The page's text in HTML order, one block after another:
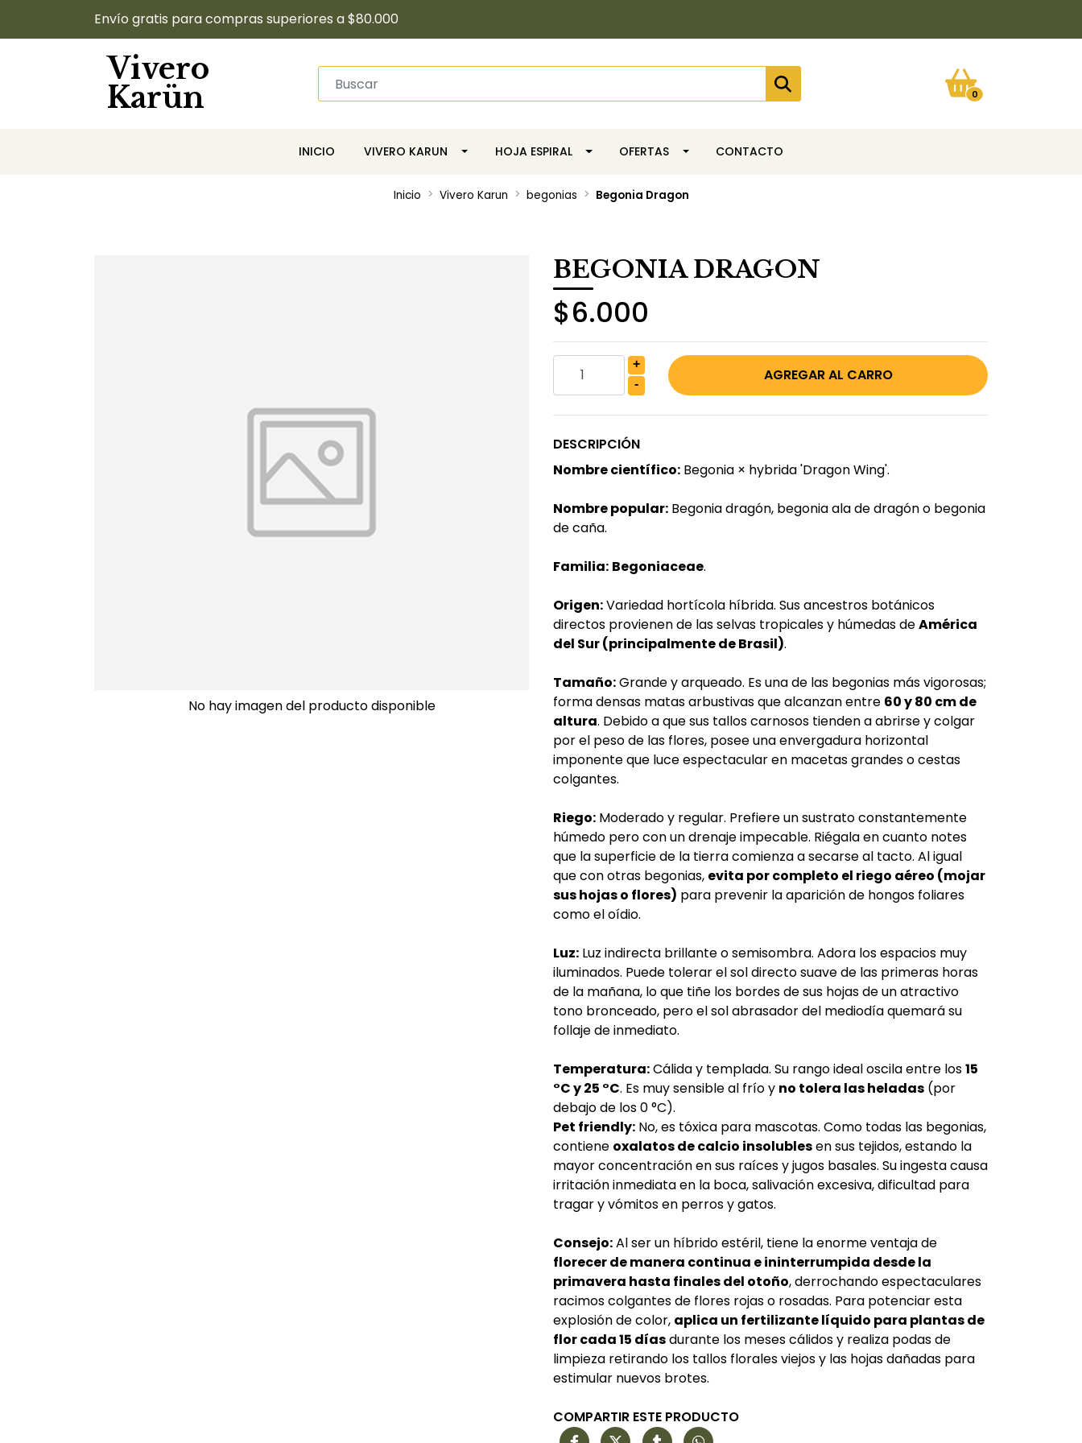
Envío gratis para compras superiores a $80.000
Vivero
Karün
0
INICIO VIVERO KARUN HOJA ESPIRAL OFERTAS CONTACTO
Inicio Vivero Karun begonias Begonia Dragon
No hay imagen del producto disponible
BEGONIA DRAGON
$6.000
+
-
DESCRIPCIÓN
Nombre científico: Begonia × hybrida 'Dragon Wing'.
Nombre popular: Begonia dragón, begonia ala de dragón o begonia
de caña.
Familia: Begoniaceae.
Origen:Variedad hortícola híbrida. Sus ancestros botánicos
directos provienen de las selvas tropicales y húmedas deAmérica
del Sur (principalmente de Brasil).
Tamaño:Grande y arqueado. Es una de las begonias más vigorosas;
forma densas matas arbustivas que alcanzan entre 60 y 80 cm de
altura. Debido a que sus tallos carnosos tienden a abrirse y colgar
por el peso de las flores, posee una envergadura horizontal
imponente que luce espectacular en macetas grandes o cestas
colgantes.
Riego: Moderado y regular. Prefiere un sustrato constantemente
húmedo pero con un drenaje impecable. Riégala en cuanto notes
que la superficie de la tierra comienza a secarse al tacto. Al igual
que con otras begonias, evita por completo el riego aéreo (mojar
sus hojas o flores) para prevenir la aparición de hongos foliares
como el oídio.
Luz: Luz indirecta brillante o semisombra. Adora los espacios muy
iluminados. Puede tolerar el sol directo suave de las primeras horas
de la mañana, lo que tiñe los bordes de sus hojas de un atractivo
tono bronceado, pero el sol abrasador del mediodía quemará su
follaje de inmediato.
Temperatura:Cálida y templada. Su rango ideal oscila entre los15
°C y 25 °C. Es muy sensible al frío y no tolera las heladas (por
debajo de los 0 °C).
Pet friendly: No, es tóxica para mascotas. Como todas las begonias,
contiene oxalatos de calcio insolublesen sus tejidos, estando la
mayor concentración en sus raíces y jugos basales. Su ingesta causa
irritación inmediata en la boca, salivación excesiva, dificultad para
tragar y vómitos en perros y gatos.
Consejo:Al ser un híbrido estéril, tiene la enorme ventaja de
florecer de manera continua e ininterrumpida desde la
primavera hasta finales del otoño, derrochando espectaculares
racimos colgantes de flores rojas o rosadas. Para potenciar esta
explosión de color, aplica un fertilizante líquido para plantas de
flor cada 15 díasdurante los meses cálidos y realiza podas de
limpieza retirando los tallos florales viejos y las hojas dañadas para
estimular nuevos brotes.
COMPARTIR ESTE PRODUCTO